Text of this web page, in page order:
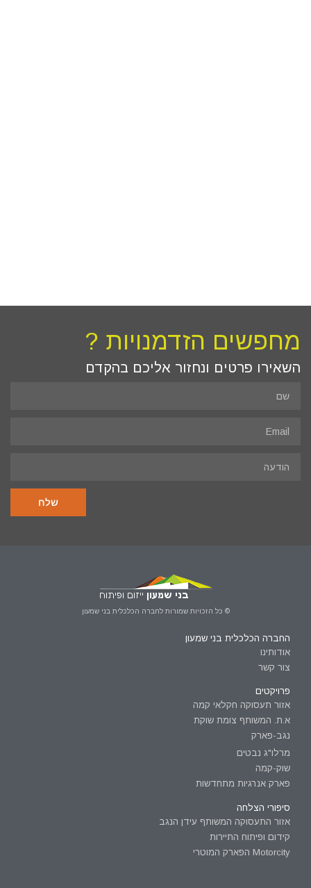
מחפשים הזדמנויות ?
השאירו פרטים ונחזור אליכם בהקדם
שלח
© כל הזכויות שמורות לחברה הכלכלית בני שמעון
החברה הכלכלית בני שמעון
אודותינו
צור קשר
פרויקטים
אזור תעסוקה חקלאי קמה
א.ת. המשותף צומת שוקת
נגב-פארק
מרלו"ג נבטים
שוק-קמה
פארק אנרגיות מתחדשות
סיפורי הצלחה
אזור התעסוקה המשותף עידן הנגב
קידום ופיתוח התיירות
Motorcity הפארק המוטרי